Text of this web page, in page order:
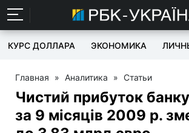
КУРС ДОЛЛАРА ЭКОНОМИКА
Главная » Аналитика » Статьи
Чистий прибуток
за 9 місяців 2009 р.